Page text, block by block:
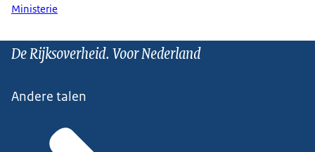
Ministerie
De Rijksoverheid. Voor Nederland
Andere talen